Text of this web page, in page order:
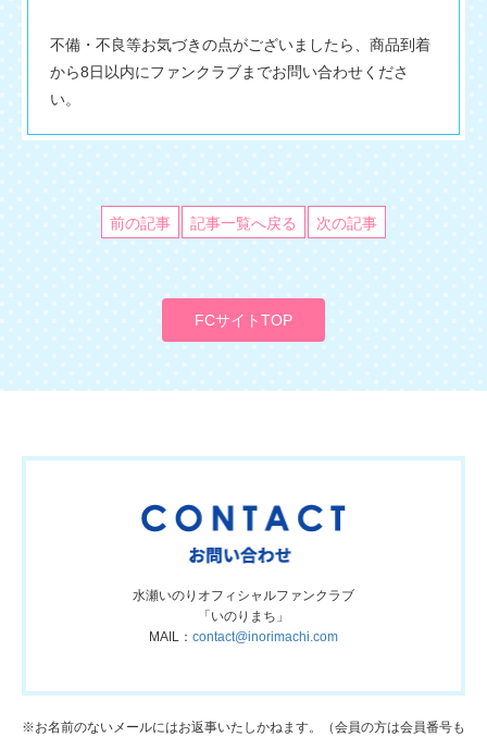
不備・不良等お気づきの点がございましたら、商品到着
から8日以内にファンクラブまでお問い合わせくださ
い。
前の記事 記事一覧へ戻る 次の記事
FCサイトTOP
水瀬いのりオフィシャルファンクラブ
「いのりまち」
MAIL： contact@inorimachi.com
※お名前のないメールにはお返事いたしかねます。（会員の方は会員番号も